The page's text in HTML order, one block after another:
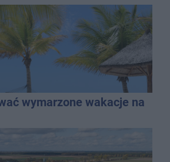
wymarzone wakacje na